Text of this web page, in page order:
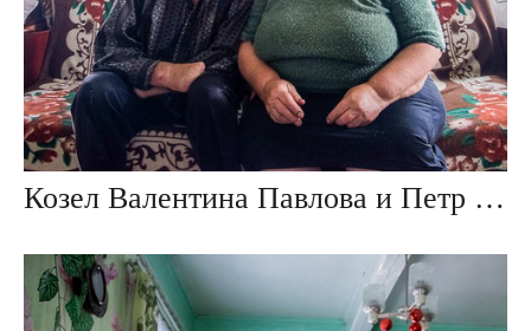
Козел Валентина Павлова и Петр Александрович, дер. Ивезь, Беларусь